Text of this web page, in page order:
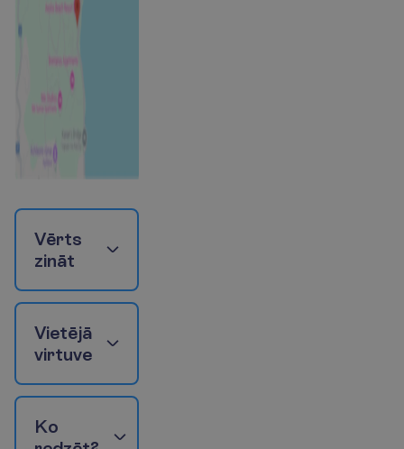
Vērts
zināt
Vietējā
virtuve
Ko